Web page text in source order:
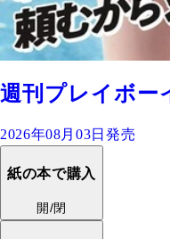
週刊プレイボー
2026年08月03日発売
紙の本で購入
開/閉